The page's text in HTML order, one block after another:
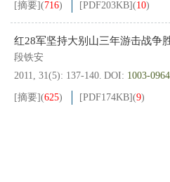
[摘要](716) [PDF203KB](10)
红28军坚持大别山三年游击战争
段铁安
2011, 31(5): 137-140. DOI: 1003-
[摘要](625) [PDF174KB](9)